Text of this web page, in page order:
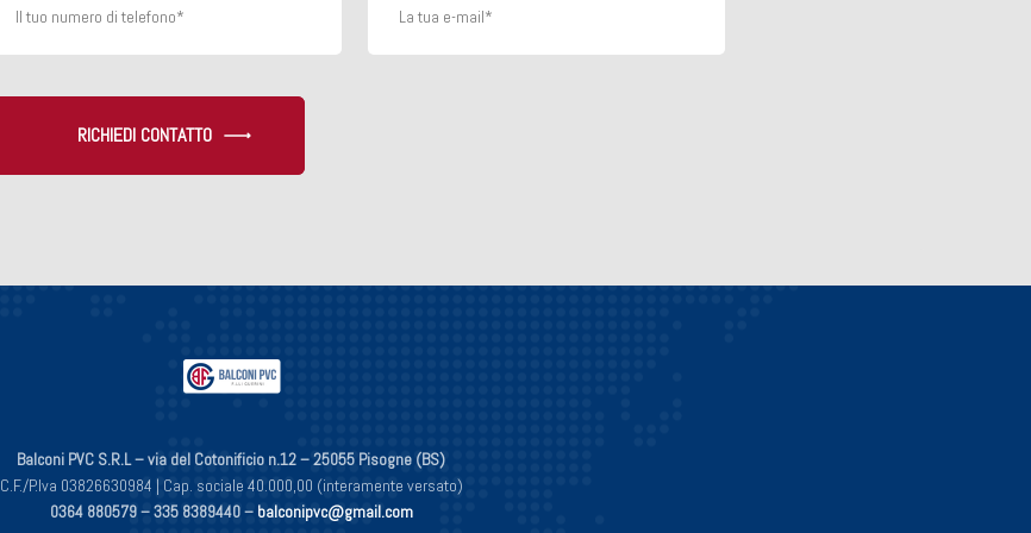
RICHIEDI CONTATTO
Balconi PVC S.R.L – via del Cotonificio n.12 – 25055 Pisogne (BS)
C.F./P.Iva 03826630984 | Cap. sociale 40.000,00 (interamente versato)
0364 880579 –335 8389440 – balconipvc@gmail.com